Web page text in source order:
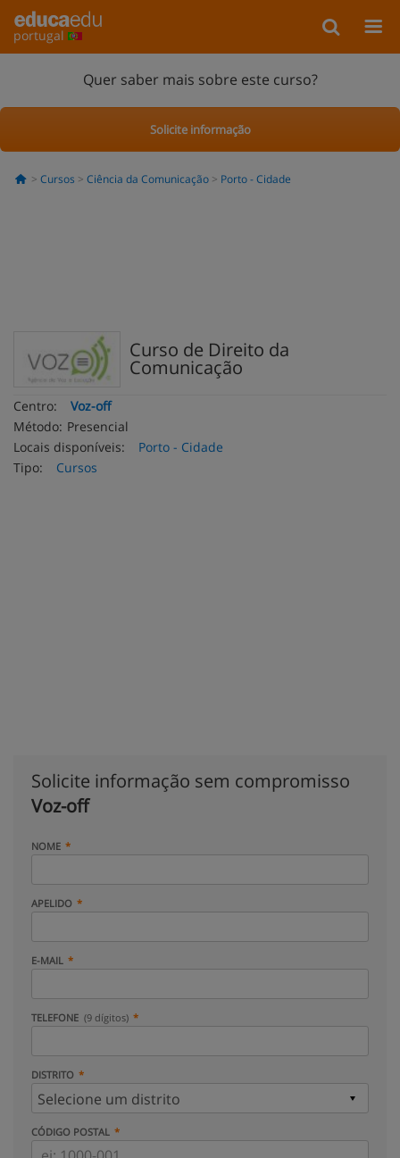
portugal
Quer saber mais sobre este curso?
Solicite informação
Cursos Ciência da Comunicação Porto - Cidade
Curso de Direito da
Comunicação
Centro:
Voz-off
Método: Presencial
Locais disponíveis:
Porto - Cidade
Tipo:
Cursos
Solicite informação sem compromisso
Voz-off
NOME
APELIDO
E-MAIL
TELEFONE (9 dígitos)
DISTRITO
CÓDIGO POSTAL